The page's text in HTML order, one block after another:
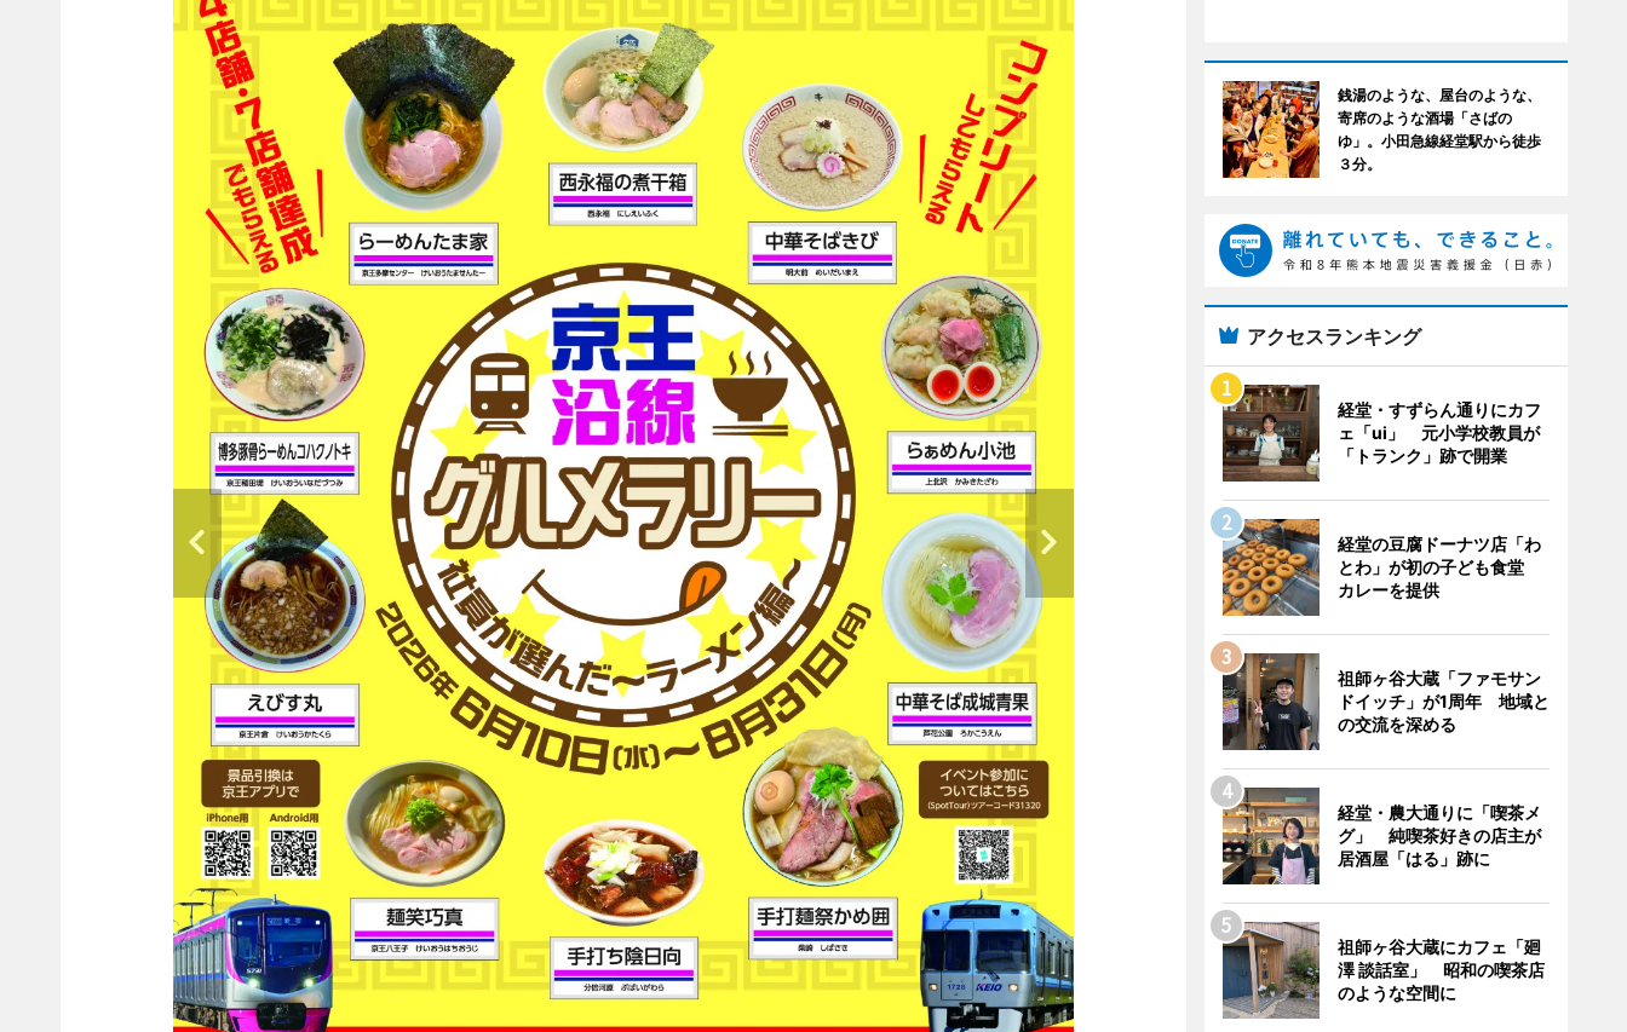
銭湯のような、屋台のような、
寄席のような酒場「さばの
ゆ」。小田急線経堂駅から徒歩
３分。
アクセスランキング
経堂・すずらん通りにカフ
ェ「ui」 元小学校教員が
「トランク」跡で開業
経堂の豆腐ドーナツ店「わ
とわ」が初の子ども食堂
カレーを提供
祖師ヶ谷大蔵「ファモサン
ドイッチ」が1周年 地域と
の交流を深める
経堂・農大通りに「喫茶メ
グ」 純喫茶好きの店主が
居酒屋「はる」跡に
祖師ヶ谷大蔵にカフェ「廻
澤 談話室」 昭和の喫茶店
のような空間に